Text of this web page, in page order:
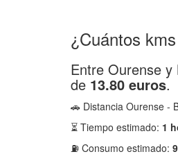
¿Cuántos
Entre Ourense y
de 13.80 euros.
🚗 Distancia Ourense -
⏳ Tiempo estimado: 1
⛽ Consumo estimado: